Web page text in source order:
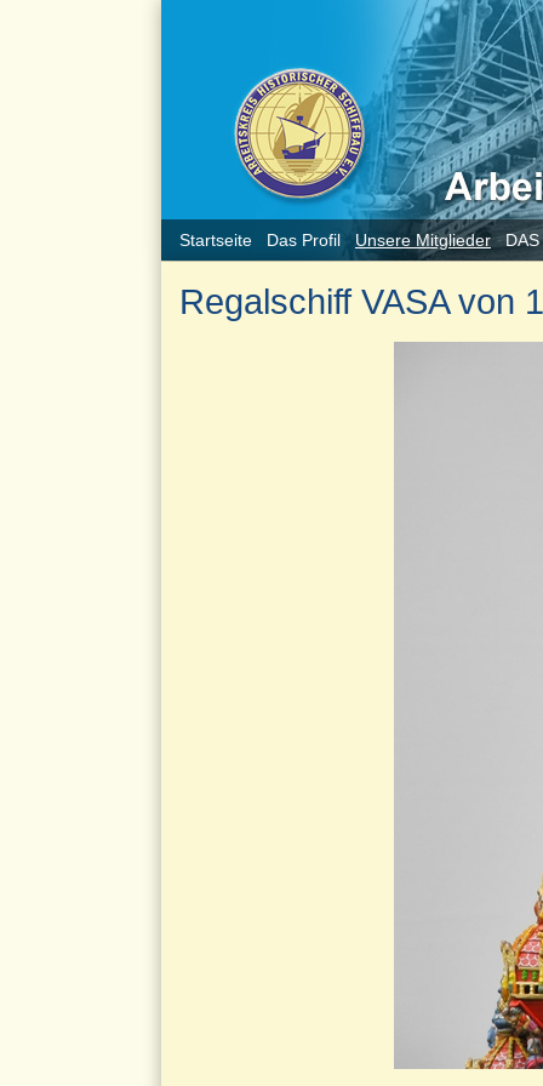
Startseite Das Profil Unsere Mitglieder
Regalschiff VASA von